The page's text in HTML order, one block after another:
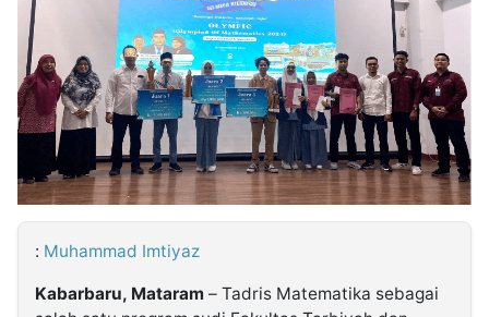
Insight
NTB
Suara
Time
Lens
IDN
Daily
Jogja
Jalan
Rakyat
Idealita
News
Kita
Notice
Dinamikapost.com
Radar
Baru
Seedbacklink
Follow
Kabarbaru
: Muhammad Imtiyaz
Kabarbaru, Mataram – Tadris Matematika sebagai